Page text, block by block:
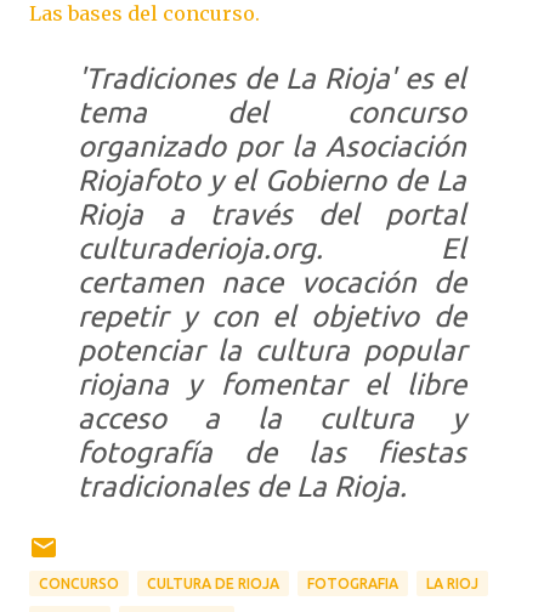
Las bases del concurso.
'Tradiciones de La Rioja'es el
tema del concurso
organizado por la Asociación
Riojafoto y el Gobierno de La
Rioja a través del portal
culturaderioja.org. El
certamen nace vocación de
repetir y con el objetivo de
potenciar la cultura popular
riojana y fomentar el libre
acceso a la cultura y
fotografía de las fiestas
tradicionales de La Rioja.
CONCURSO CULTURA DE RIOJA FOTOGRAFIA LA RIOJ